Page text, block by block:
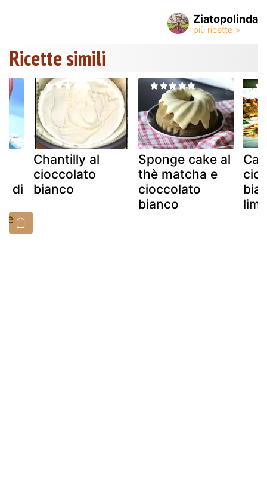
Ziatopolinda
Ricette simili
di
e
Chantilly al
cioccolato
bianco
Sponge cake al
thè matcha e
cioccolato
bianco